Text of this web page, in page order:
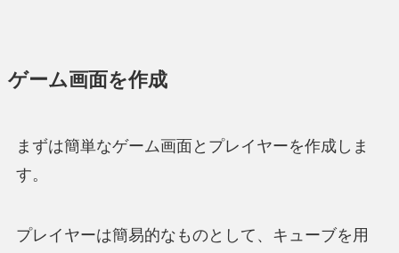
ゲーム画面を作成
まずは簡単なゲーム画面とプレイヤーを作成しま
す。
プレイヤーは簡易的なものとして、キューブを用